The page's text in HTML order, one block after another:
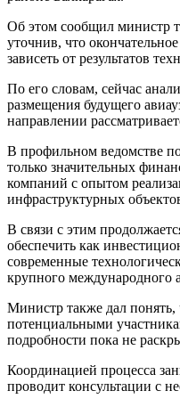
Об этом сообщил министр
уточнив, что
зависеть от результатов
По его словам, сейчас
размещения будущего
направлении
В профильном ведомстве
только значительных
компаний с опытом
инфраструктурных
В связи с этим
обеспечить как
современные
крупного международного
Министр также дал понять,
потенциальными
подробности пока не
Координацией процесса
проводит консультации с